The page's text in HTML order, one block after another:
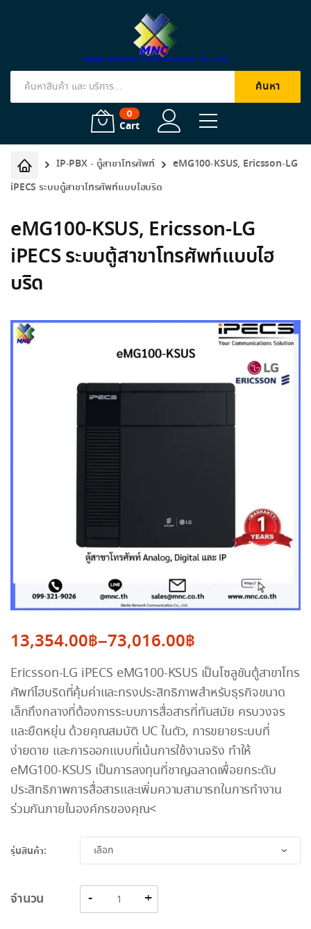
Products
ค้นหา
0
Cart
IP-PBX - ตู้สาขาโทรศัพท์
eMG100-KSUS, Ericsson-LG
iPECS ระบบตู้สาขาโทรศัพท์แบบไฮบริด
eMG100-KSUS, Ericsson-LG
iPECS ระบบตู้สาขาโทรศัพท์แบบไฮ
บริด
13,354.00฿–73,016.00฿
range:
13,354.00฿
through
73,016.00฿
Ericsson-LG iPECS eMG100-KSUS เป็นโซลูชันตู้สาขาโทร
ศัพท์ไฮบริดที่คุ้มค่าและทรงประสิทธิภาพสำหรับธุรกิจขนาด
เล็กถึงกลางที่ต้องการระบบการสื่อสารที่ทันสมัย ครบวงจร
และยืดหยุ่น ด้วยคุณสมบัติ UC ในตัว, การขยายระบบที่
ง่ายดาย และการออกแบบที่เน้นการใช้งานจริง ทำให้
eMG100-KSUS เป็นการลงทุนที่ชาญฉลาดเพื่อยกระดับ
ประสิทธิภาพการสื่อสารและเพิ่มความสามารถในการทำงาน
ร่วมกันภายในองค์กรของคุณ<
รุ่นสินค้า:
จำนวน